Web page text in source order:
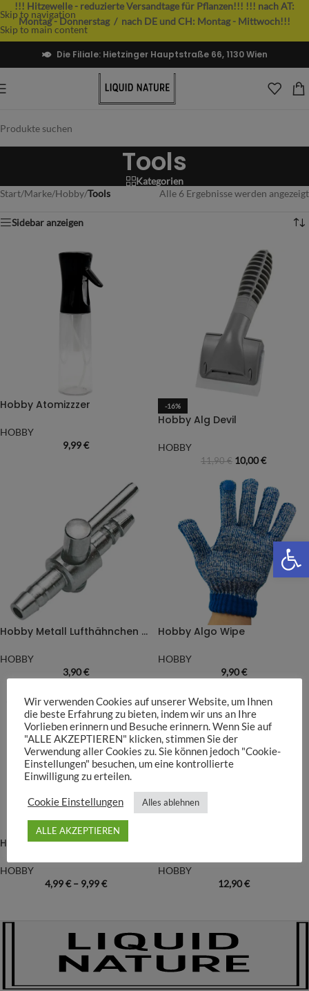
Skip to navigation
Skip to main content
!!! Hitzewelle - reduzierte Versandtage für Pflanzen!!! !!! nach AT:
Montag - Donnerstag / nach DE und CH: Montag - Mittwoch!!!
Die Filiale: Hietzinger Hauptstraße 66, 1130 Wien
Tools
Kategorien
Start/Marke/Hobby/Tools Alle 6 Ergebnisse werden angezeigt
Sidebar anzeigen
Hobby Atomizzzer
HOBBY
9,99€
-16%
Hobby Alg Devil
HOBBY
11,90€ 10,00€
Hobby Metall Lufthähnchen 4/6mm
HOBBY
3,90€
Hobby Algo Wipe
HOBBY
9,90€
Hobby Easy Net
HOBBY
4,99€– 9,99€
HOBBY
12,90€
Wir verwenden Cookies auf unserer Website, um Ihnen
die beste Erfahrung zu bieten, indem wir uns an Ihre
Vorlieben erinnern und Besuche erinnern. Wenn Sie auf
"ALLE AKZEPTIEREN" klicken, stimmen Sie der
Verwendung aller Cookies zu. Sie können jedoch "Cookie-
Einstellungen" besuchen, um eine kontrollierte
Einwilligung zu erteilen.
Cookie Einstellungen Alles ablehnen
ALLE AKZEPTIEREN